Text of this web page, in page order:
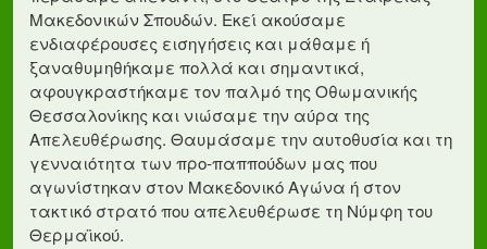
Μακεδονικών Σπουδών. Εκεί ακούσαμε
ενδιαφέρουσες εισηγήσεις και μάθαμε ή
ξαναθυμηθήκαμε πολλά και σημαντικά,
αφουγκραστήκαμε τον παλμό της Οθωμανικής
Θεσσαλονίκης και νιώσαμε την αύρα της
Απελευθέρωσης. Θαυμάσαμε την αυτοθυσία και τη
γενναιότητα των προ-παππούδων μας που
αγωνίστηκαν στον Μακεδονικό Αγώνα ή στον
τακτικό στρατό που απελευθέρωσε τη Νύμφη του
Θερμαϊκού.